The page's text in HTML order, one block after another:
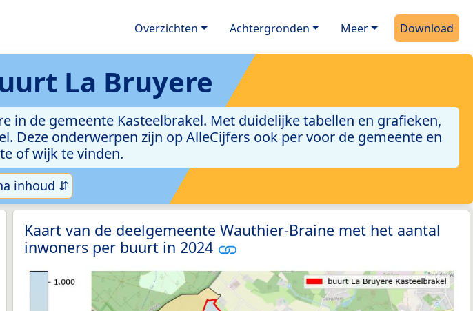
Overzichten Achtergronden Meer Download
La Bruyere
in de gemeente Kasteelbrakel. Met duidelijke tabellen en grafieken,
Deze onderwerpen zijn op AlleCijfers ook per voor de gemeente en
of wijk te vinden.
inhoud ⇵
Kaart van de deelgemeente Wauthier-Braine met het aantal
inwoners per buurt in 2024